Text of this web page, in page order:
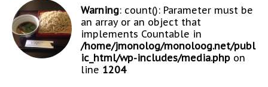
Warning: count(): Parameter must be
an array or an object that
implements Countable in
/home/jmonolog/monoloog.net/publ
ic_html/wp-includes/media.php on
line 1204